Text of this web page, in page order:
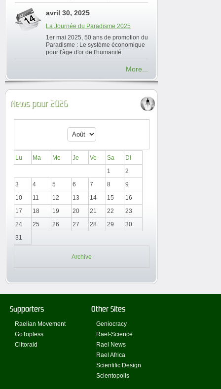
avril 30, 2025
La Journée du Paradisme 2025
1er mai 2025, 50 ans de promotion du
Paradisme : Le système économique
pour l'âge d'or de l'humanité.
More...
News pour 2026
Lu Ma Me Je Ve Sa
Di
1
2
3
4 5 6 7 8
9
10
11 12 13 14 15
16
17
18 19 20 21 22
23
24
25 26 27 28 29
30
31
Archive
Supporters
Raelian Movement
GoTopless
Clitoraid
Other Sites
Geniocracy
Rael-Science
Rael News
Rael Africa
Scientific Design
Scientopolis